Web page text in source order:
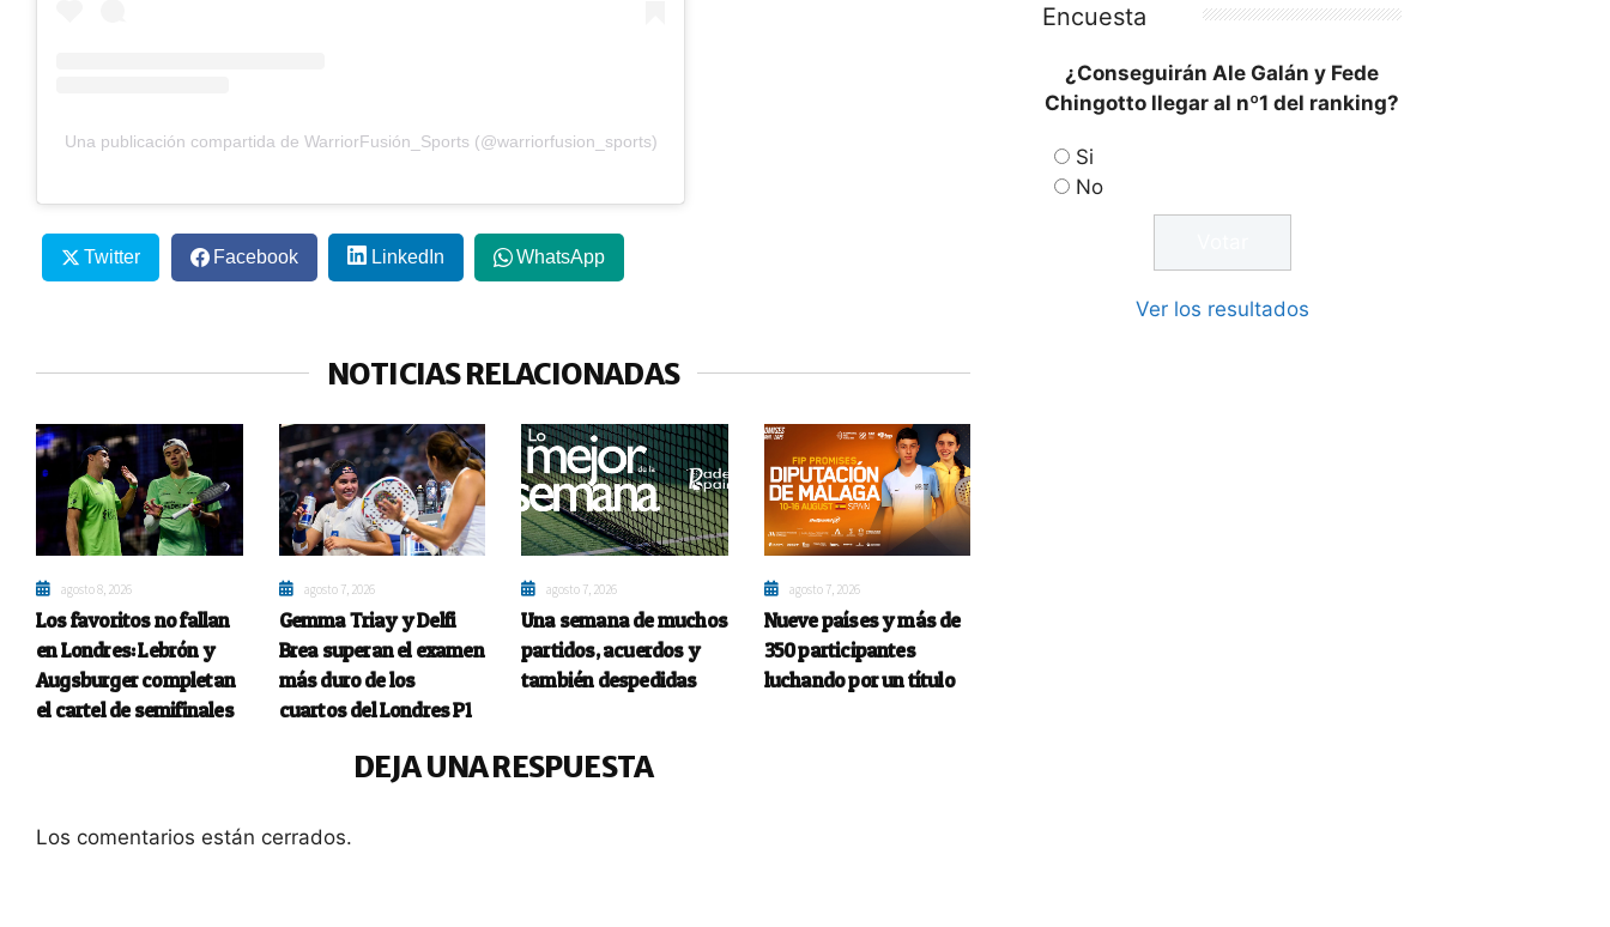
Una publicación compartida de WarriorFusión_Sports (@warriorfusion_sports)
Twitter Facebook LinkedIn WhatsApp
NOTICIAS RELACIONADAS
agosto 8, 2026
Los favoritos no fallan
en Londres: Lebrón y
Augsburger completan
el cartel de semifinales
agosto 7, 2026
Gemma Triay y Delfi
Brea superan el examen
más duro de los
cuartos del Londres P1
agosto 7, 2026
Una semana de muchos
partidos, acuerdos y
también despedidas
agosto 7, 2026
Nueve países y más de
350 participantes
luchando por un título
DEJA UNA RESPUESTA
Los comentarios están cerrados.
Encuesta
¿Conseguirán Ale Galán y Fede
Chingotto llegar al nº1 del ranking?
Si
No
Ver los resultados